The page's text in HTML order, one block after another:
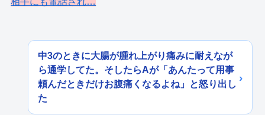
中3のときに大腸が腫れ上がり痛みに耐えなが
ら通学してた。そしたらAが「あんたって用事
頼んだときだけお腹痛くなるよね」と怒り出し
た